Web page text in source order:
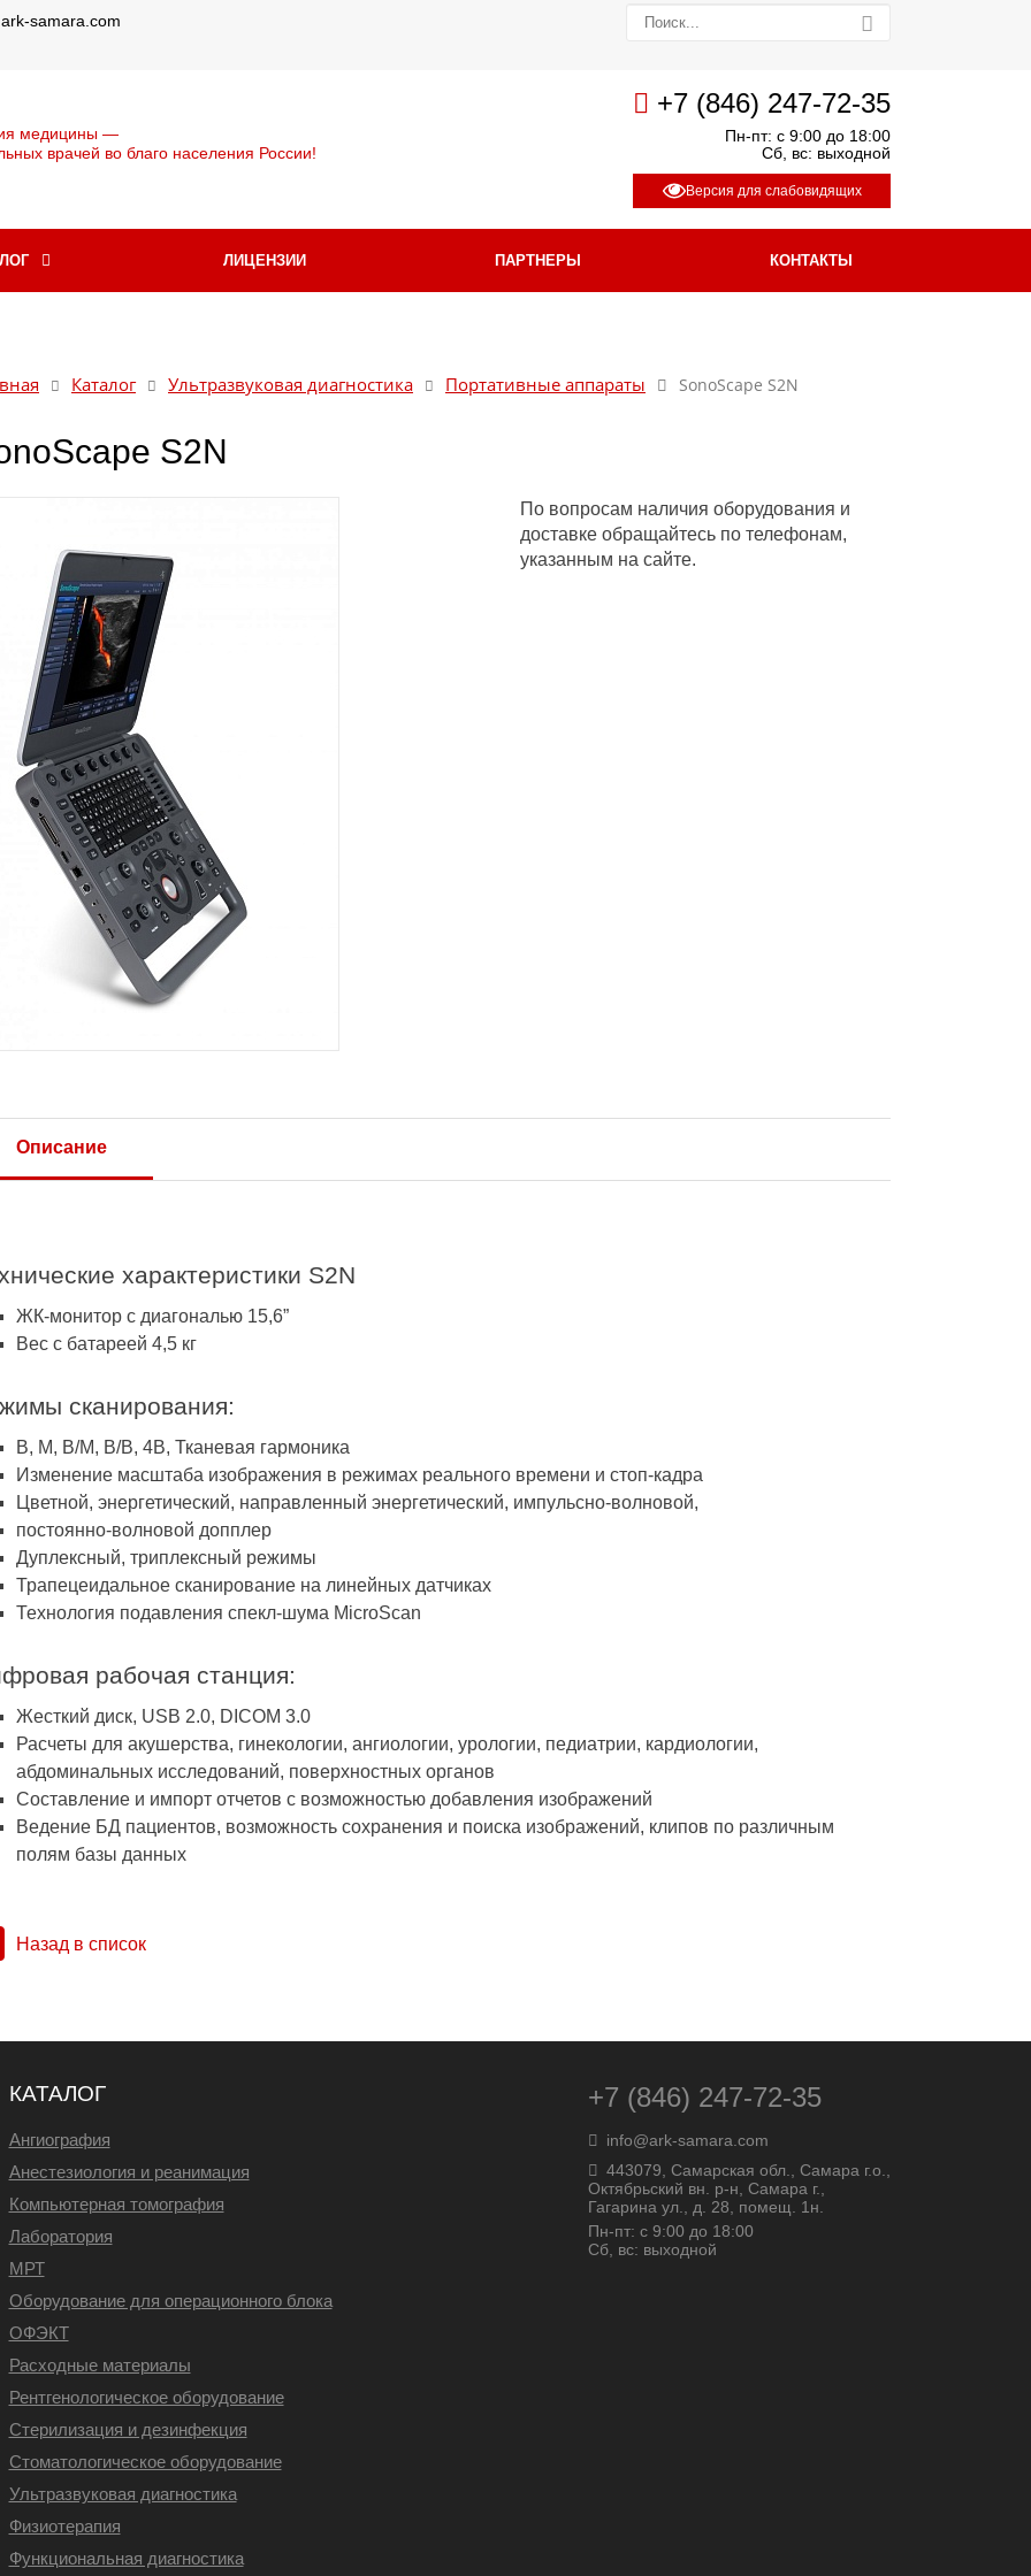
samara.com
+7 (846) 247-72-35
Пн-пт: с 9:00 до 18:00
Сб, вс: выходной
Версия для слабовидящих
медицины —
врачей во благо населения России!
ЛИЦЕНЗИИ ПАРТНЕРЫ КОНТАКТЫ
Каталог Ультразвуковая диагностика Портативные аппараты SonoScape S2N
S2N
По вопросам наличия оборудования и
доставке обращайтесь по телефонам,
указанным на сайте.
Описание
характеристики S2N
ЖК-монитор с диагональю 15,6”
Вес с батареей 4,5 кг
сканирования:
В, М, В/М, В/В, 4В, Тканевая гармоника
Изменение масштаба изображения в режимах реального времени и стоп-кадра
Цветной, энергетический, направленный энергетический, импульсно-волновой,
постоянно-волновой допплер
Дуплексный, триплексный режимы
Трапецеидальное сканирование на линейных датчиках
Технология подавления спекл-шума MicroScan
рабочая станция:
Жесткий диск, USB 2.0, DICOM 3.0
Расчеты для акушерства, гинекологии, ангиологии, урологии, педиатрии, кардиологии,
абдоминальных исследований, поверхностных органов
Составление и импорт отчетов с возможностью добавления изображений
Ведение БД пациентов, возможность сохранения и поиска изображений, клипов по различным
полям базы данных​
Назад в список
КАТАЛОГ
Ангиография
Анестезиология и реанимация
Компьютерная томография
Лаборатория
МРТ
Оборудование для операционного блока
ОФЭКТ
Расходные материалы
Рентгенологическое оборудование
Стерилизация и дезинфекция
Стоматологическое оборудование
Ультразвуковая диагностика
Физиотерапия
Функциональная диагностика
+7 (846) 247-72-35
info@ark-samara.com
443079, Самарская обл., Самара г.о.,
Октябрьский вн. р-н, Самара г.,
Гагарина ул., д. 28, помещ. 1н.
Пн-пт: с 9:00 до 18:00
Сб, вс: выходной